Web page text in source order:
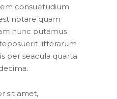
consuetudium
notare quam
nunc putamus
litterarum
per seacula quarta
sit amet,